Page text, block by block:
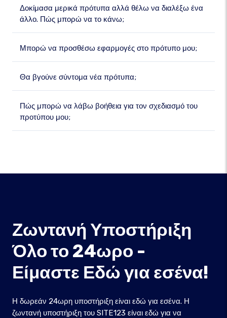
Δοκίμασα μερικά πρότυπα αλλά θέλω να διαλέξω ένα
άλλο. Πώς μπορώ να το κάνω;
Μπορώ να προσθέσω εφαρμογές στο πρότυπο μου;
Θα βγούνε σύντομα νέα πρότυπα;
Πώς μπορώ να λάβω βοήθεια για τον σχεδιασμό του
προτύπου μου;
Ζωντανή Υποστήριξη
Όλο το 24ωρο -
Είμαστε Εδώ για εσένα!
Η δωρεάν 24ωρη υποστήριξη είναι εδώ για εσένα. Η
ζωντανή υποστήριξη του SITE123 είναι εδώ για να